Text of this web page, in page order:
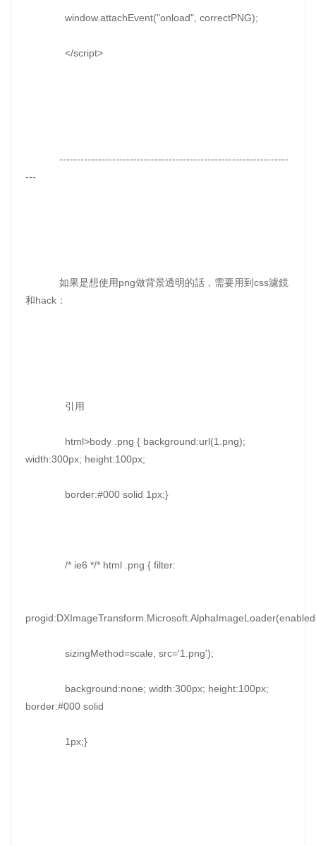
window.attachEvent("onload", correctPNG);
</script>
-----------------------------------------------------------------
---
如果是想使用png做背景透明的話，需要用到css濾鏡
和hack：
引用
html>body .png { background:url(1.png);
width:300px; height:100px;
border:#000 solid 1px;}
/* ie6 */* html .png { filter:
sizingMethod=scale, src='1.png');
background:none; width:300px; height:100px;
border:#000 solid
1px;}